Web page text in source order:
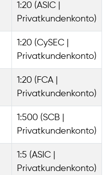
1:20 (ASIC |
Privatkundenkonto)
1:20 (CySEC |
Privatkundenkonto)
1:20 (FCA |
Privatkundenkonto)
1:500 (SCB |
Privatkundenkonto)
1:5 (ASIC |
Privatkundenkonto)